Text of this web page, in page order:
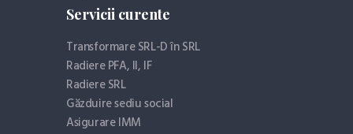
Servicii curente
Transformare SRL-D în SRL
Radiere PFA, II, IF
Radiere SRL
Găzduire sediu social
Asigurare IMM